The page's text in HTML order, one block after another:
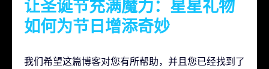
让圣诞节充满魔力：星星礼物
如何为节日增添奇妙
我们希望这篇博客对您有所帮助，并且您已经找到了